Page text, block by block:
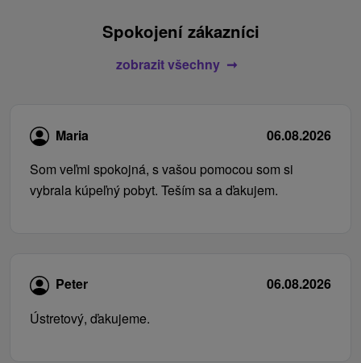
Spokojení zákazníci
zobrazit všechny
Maria
06.08.2026
Som veľmi spokojná, s vašou pomocou som si
vybrala kúpeľný pobyt. Teším sa a ďakujem.
Peter
06.08.2026
Ústretový, ďakujeme.